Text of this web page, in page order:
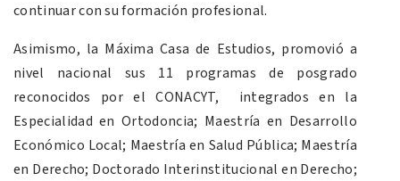
continuar con su formación profesional.
Asimismo, la Máxima Casa de Estudios, promovió a
nivel nacional sus 11 programas de posgrado
reconocidos por el CONACYT, integrados en la
Especialidad en Ortodoncia; Maestría en Desarrollo
Económico Local; Maestría en Salud Pública; Maestría
en Derecho; Doctorado Interinstitucional en Derecho;